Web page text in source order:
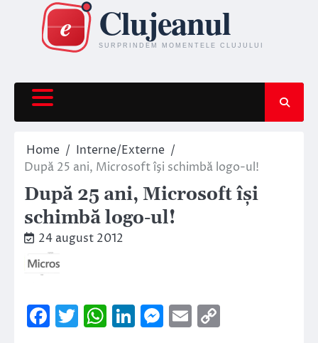
content
Home
Interne/Externe
După 25 ani, Microsoft îşi schimbă logo-ul!
După 25 ani, Microsoft îşi
schimbă logo-ul!
24 august 2012
Facebook
Twitter
WhatsApp
LinkedIn
Messenger
Email